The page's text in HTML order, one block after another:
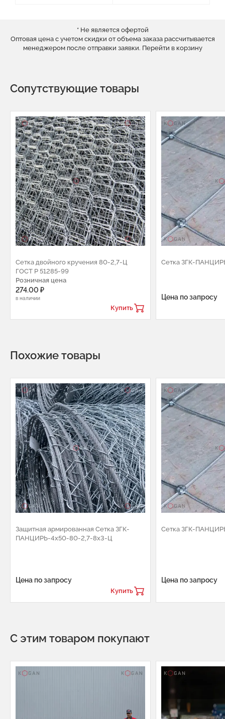
* Не является офертой
Оптовая цена с учетом скидки от объема заказа рассчитывается
менеджером после отправки заявки. Перейти в корзину
Сопутствующие товары
Сетка двойного кручения 80-2,7-Ц
ГОСТ Р 51285-99
Розничная цена
274.00 ₽
в наличии
Купить
Сетка ЗГК-
Цена по запросу
Похожие товары
Защитная армированная Сетка ЗГК-
ПАНЦИРЬ-4х50-80-2,7-8х3-Ц
Цена по запросу
Купить
Сетка ЗГК-
Цена по запросу
С этим товаром покупают